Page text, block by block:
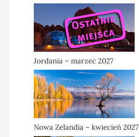
Jordania – marzec 2027
Nowa Zelandia – kwiecień 2027